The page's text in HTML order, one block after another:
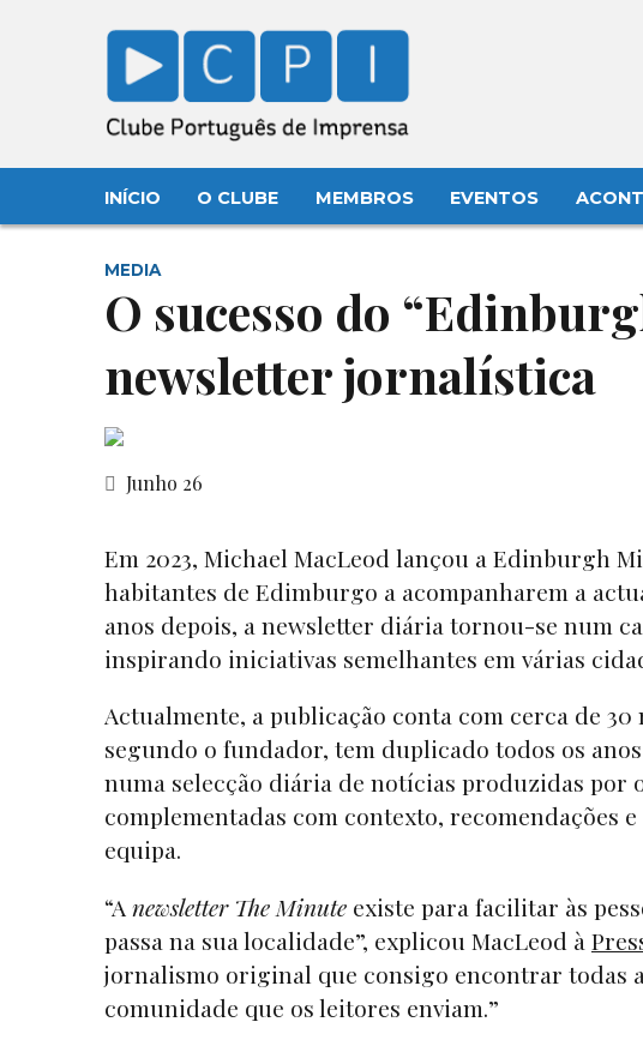
INÍCIO O CLUBE MEMBROS EVENTOS
MEDIA
O sucesso do
newsletter jornalística
Junho 26
Em 2023, Michael MacLeod lançou a Edinburgh
habitantes de Edimburgo a acompanharem a
anos depois, a newsletter diária tornou-se num
inspirando iniciativas semelhantes em várias
Actualmente, a publicação conta com cerca de
segundo o fundador, tem duplicado todos os
numa selecção diária de notícias produzidas por
complementadas com contexto, recomendações
equipa.
“A newsletter The Minute existe para facilitar às
passa na sua localidade”, explicou MacLeod à
jornalismo original que consigo encontrar todas
comunidade que os leitores enviam.”